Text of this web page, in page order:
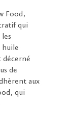
Food,
qui
huile
décerné
de
aux
qui